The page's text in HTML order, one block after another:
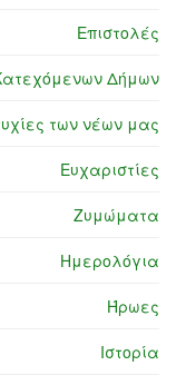
Επιστολές
Δήμων
των νέων μας
Ευχαριστίες
Ζυμώματα
Ημερολόγια
Ήρωες
Ιστορία